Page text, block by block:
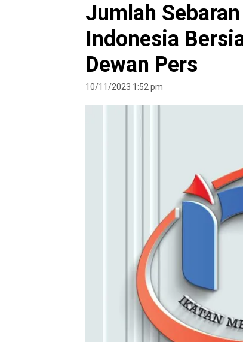
Jumlah
Indonesia
Dewan Pers
10/11/2023 1:52 pm